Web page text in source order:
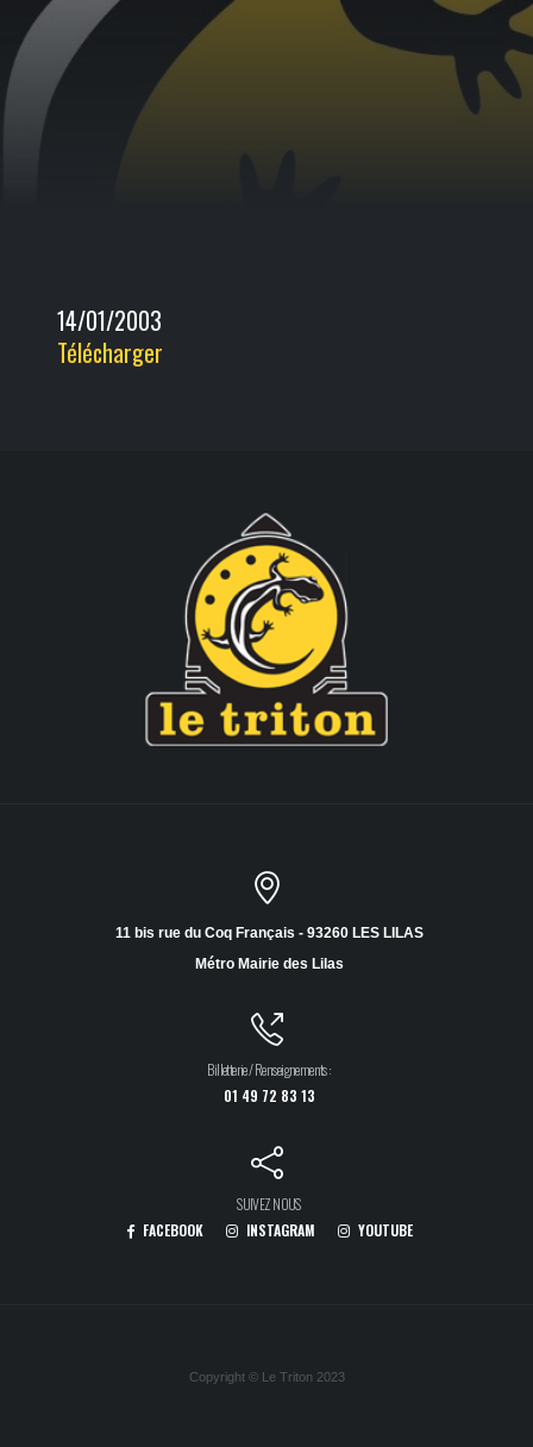
14/01/2003
Télécharger
11 bis rue du Coq Français - 93260 LES LILAS
Métro Mairie des Lilas
Billetterie / Renseignements :
01 49 72 83 13
SUIVEZ NOUS
FACEBOOK
INSTAGRAM YOUTUBE
Copyright © Le Triton 2023